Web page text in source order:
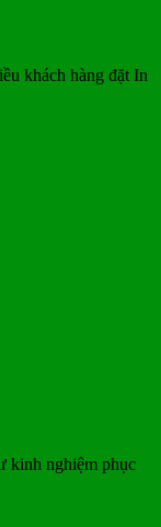
khách hàng đặt In
kinh nghiệm phục